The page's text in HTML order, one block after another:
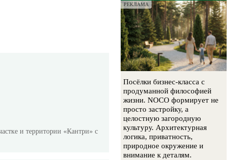
и территории «Кантри» с
РЕКЛАМА
Посёлки бизнес-класса с
продуманной философией
жизни. NOCO формирует не
просто застройку, а
целостную загородную
культуру. Архитектурная
логика, приватность,
природное окружение и
внимание к деталям.